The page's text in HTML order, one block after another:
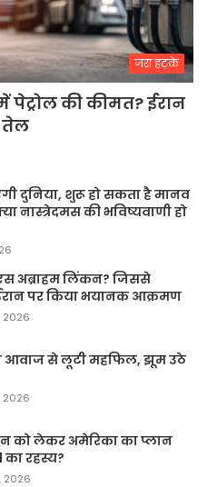
जरा हटके
पेट्रोल की कीमत? ईरान
तेल
दुनिया, शुरू हो सकता है मानव
नास्त्रेदमस की भविष्यवाणी हो
अब्राहम लिंकन? जिससे
पर किया भयानक आक्रमण
2026
आवाज से लूटी महफिल, झूम उठे
2026
को लेकर अमेरिका का प्लान
का रहस्य?
2026